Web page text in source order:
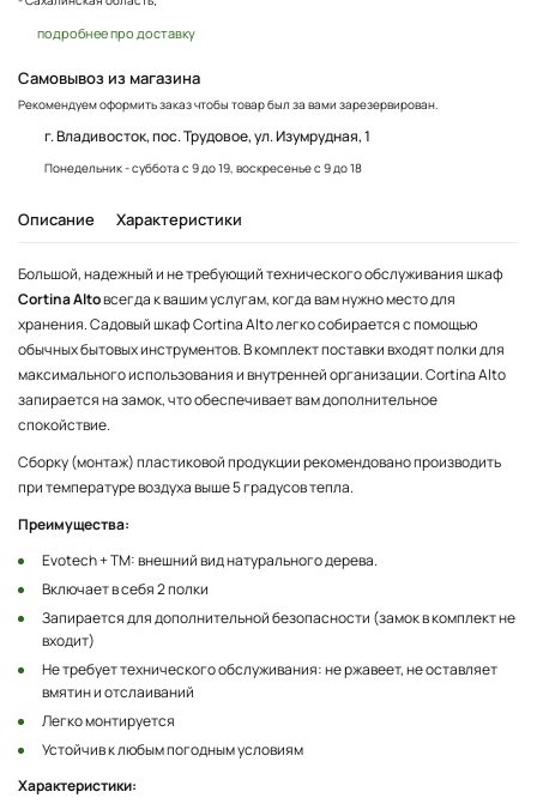
подробнее про доставку
Самовывоз из магазина
Рекомендуем оформить заказ чтобы товар был за вами зарезервирован.
г. Владивосток, пос. Трудовое, ул. Изумрудная, 1
Понедельник - суббота с 9 до 19, воскресенье с 9 до 18
Описание Характеристики
Большой, надежный и не требующий технического обслуживания шкаф
Cortina Altoвсегда к вашим услугам, когда вам нужно место для
хранения. Садовый шкаф Cortina Alto легко собирается с помощью
обычных бытовых инструментов. В комплект поставки входят полки для
максимального использования и внутренней организации. Cortina Alto
запирается на замок, что обеспечивает вам дополнительное
спокойствие.
Сборку (монтаж) пластиковой продукции рекомендовано производить
при температуре воздуха выше 5 градусов тепла.
Преимущества:
Evotech + TM: внешний вид натурального дерева.
Включает в себя 2 полки
Запирается для дополнительной безопасности (замок в комплект не
входит)
Не требует технического обслуживания: не ржавеет, не оставляет
вмятин и отслаиваний
Легко монтируется
Устойчив к любым погодным условиям
Характеристики: